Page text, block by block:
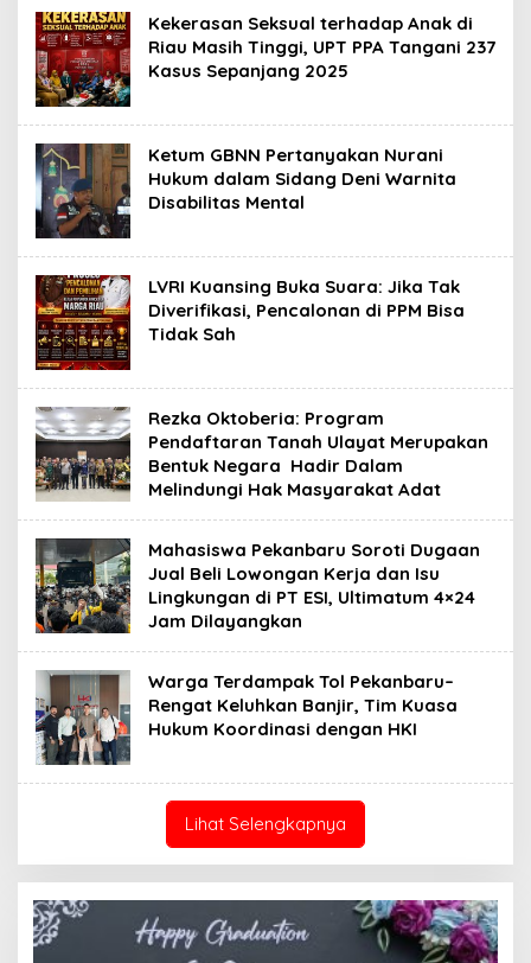
Kekerasan Seksual terhadap Anak di
Riau Masih Tinggi, UPT PPA Tangani 237
Kasus Sepanjang 2025
Ketum GBNN Pertanyakan Nurani
Hukum dalam Sidang Deni Warnita
Disabilitas Mental
LVRI Kuansing Buka Suara: Jika Tak
Diverifikasi, Pencalonan di PPM Bisa
Tidak Sah
Rezka Oktoberia: Program
Pendaftaran Tanah Ulayat Merupakan
Bentuk Negara Hadir Dalam
Melindungi Hak Masyarakat Adat
Mahasiswa Pekanbaru Soroti Dugaan
Jual Beli Lowongan Kerja dan Isu
Lingkungan di PT ESI, Ultimatum 4×24
Jam Dilayangkan
Warga Terdampak Tol Pekanbaru–
Rengat Keluhkan Banjir, Tim Kuasa
Hukum Koordinasi dengan HKI
Lihat Selengkapnya